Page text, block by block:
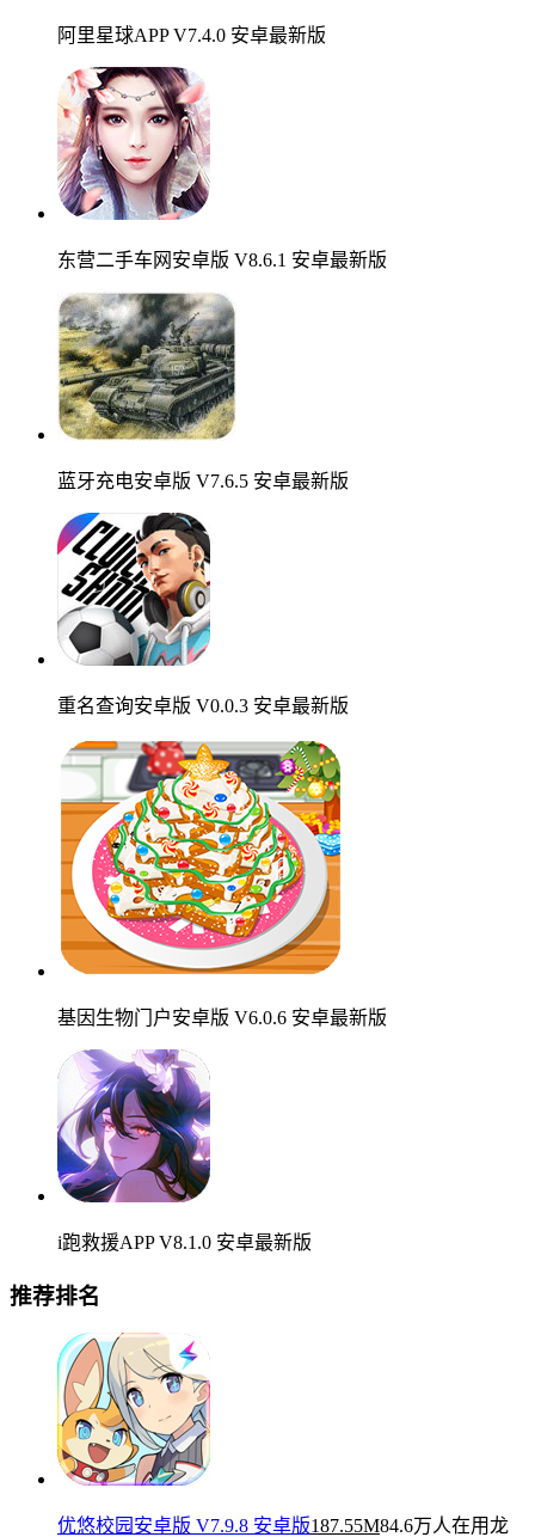
阿里星球APP V7.4.0 安卓最新版
东营二手车网安卓版 V8.6.1 安卓最新版
蓝牙充电安卓版 V7.6.5 安卓最新版
重名查询安卓版 V0.0.3 安卓最新版
基因生物门户安卓版 V6.0.6 安卓最新版
i跑救援APP V8.1.0 安卓最新版
推荐排名
优悠校园安卓版 V7.9.8 安卓版187.55M84.6万人在用龙